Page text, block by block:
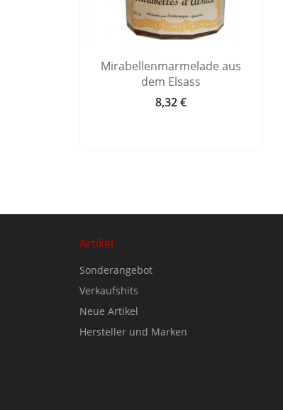
Mirabellenmarmelade aus
dem Elsass
Preis
8,32 €
Artikel
Sonderangebot
Verkaufshits
Neue Artikel
Hersteller und Marken